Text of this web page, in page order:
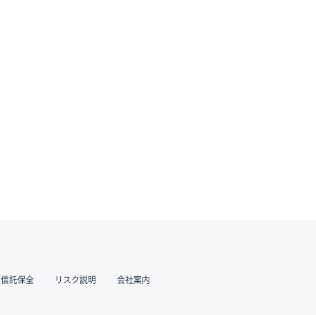
信託保全 リスク説明 会社案内